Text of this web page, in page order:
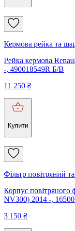
Кермова рейка та
Рейка кермова
-, 490018549R Б/В
11 250 ₴
Купити
Фільтр повітряний
Корпус повітряного
NV300) 2014 -,
3 150 ₴